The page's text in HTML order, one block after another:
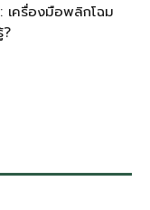
เครื่องมือพลิกโฉม